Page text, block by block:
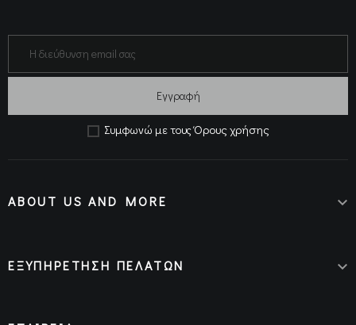
Εγγραφή
Συμφωνώ με τουςΌρους χρήσης
ABOUT US AND MORE 
ΕΞΥΠΗΡΕΤΗΣΗ ΠΕΛΑΤΩΝ 